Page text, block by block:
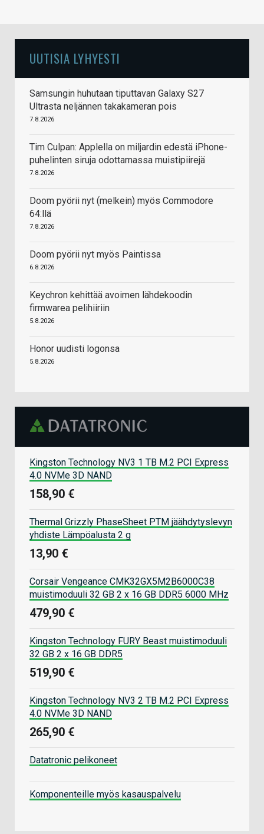
UUTISIA LYHYESTI
Samsungin huhutaan tiputtavan Galaxy S27
Ultrasta neljännen takakameran pois
7.8.2026
Tim Culpan: Applella on miljardin edestä iPhone-
puhelinten siruja odottamassa muistipiirejä
7.8.2026
Doom pyörii nyt (melkein) myös Commodore
64:llä
7.8.2026
Doom pyörii nyt myös Paintissa
6.8.2026
Keychron kehittää avoimen lähdekoodin
firmwarea pelihiiriin
5.8.2026
Honor uudisti logonsa
5.8.2026
Kingston Technology NV3 1 TB M.2 PCI Express
4.0 NVMe 3D NAND
158,90 €
Thermal Grizzly PhaseSheet PTM jäähdytyslevyn
yhdiste Lämpöalusta 2 g
13,90 €
Corsair Vengeance CMK32GX5M2B6000C38
muistimoduuli 32 GB 2 x 16 GB DDR5 6000 MHz
479,90 €
Kingston Technology FURY Beast muistimoduuli
32 GB 2 x 16 GB DDR5
519,90 €
Kingston Technology NV3 2 TB M.2 PCI Express
4.0 NVMe 3D NAND
265,90 €
Datatronic pelikoneet
Komponenteille myös kasauspalvelu